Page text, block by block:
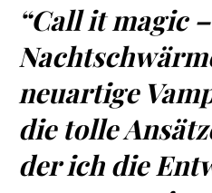
“Call it magic –
neuartige
die tolle
der ich die